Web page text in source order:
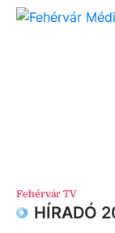
Fehérvár TV
HÍRADÓ